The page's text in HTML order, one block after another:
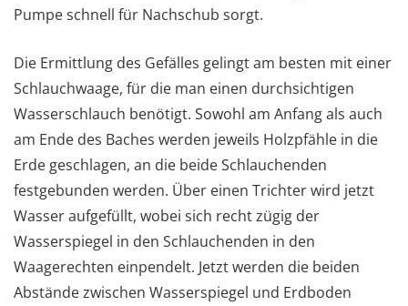
Pumpe schnell für Nachschub sorgt.
Die Ermittlung des Gefälles gelingt am besten mit einer
Schlauchwaage, für die man einen durchsichtigen
Wasserschlauch benötigt. Sowohl am Anfang als auch
am Ende des Baches werden jeweils Holzpfähle in die
Erde geschlagen, an die beide Schlauchenden
festgebunden werden. Über einen Trichter wird jetzt
Wasser aufgefüllt, wobei sich recht zügig der
Wasserspiegel in den Schlauchenden in den
Waagerechten einpendelt. Jetzt werden die beiden
Abstände zwischen Wasserspiegel und Erdboden